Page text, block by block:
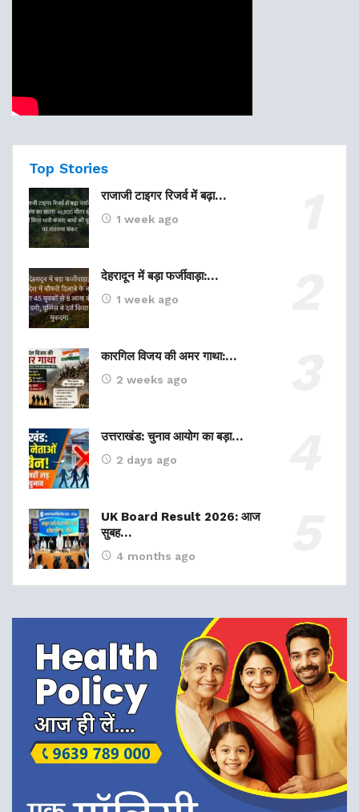
Top Stories
राजाजी टाइगर रिजर्व में बढ़ा…
1 week ago
देहरादून में बड़ा फर्जीवाड़ा:…
1 week ago
कारगिल विजय की अमर गाथा:…
2 weeks ago
उत्तराखंड: चुनाव आयोग का बड़ा…
2 days ago
UK Board Result 2026: आज
सुबह…
4 months ago